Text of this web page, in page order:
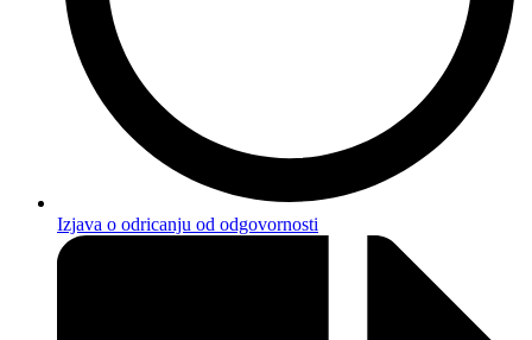
Izjava o odricanju od odgovornosti